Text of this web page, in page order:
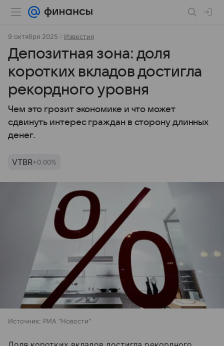
9 октября 2025 Известия
Депозитная зона: доля
коротких вкладов достигла
рекордного уровня
Чем это грозит экономике и что может
сдвинуть интерес граждан в сторону длинных
денег.
VTBR+0.00%
Источник: РИА "Новости"